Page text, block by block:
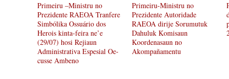
Primeiru –Ministru no
Prezidente RAEOA Tranfere
Simbólika Ossuário dos
Herois kinta-feira ne’e
(29/07) hosi Rejiaun
Administrativa Espesial Oe-
cusse Ambeno
Primeiru-Ministru no
Prezidente Autoridade
RAEOA dirije Sorumutuk
Dahuluk Komisaun
Koordenasaun no
Akompañamentu